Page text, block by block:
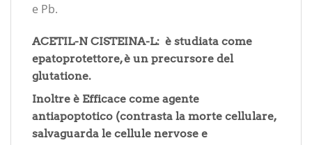
e Pb.
ACETIL-N CISTEINA-L: è studiata come
epatoprotettore, è un precursore del
glutatione.
Inoltre è Efficace come agente
antiapoptotico (contrasta la morte cellulare,
salvaguarda le cellule nervose e